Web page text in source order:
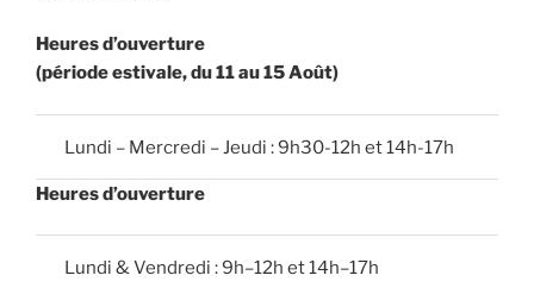
Heures d’ouverture
(période estivale, du 11 au 15 Août)
Lundi – Mercredi – Jeudi : 9h30-12h et 14h-17h
Heures d’ouverture
Lundi & Vendredi : 9h–12h et 14h–17h